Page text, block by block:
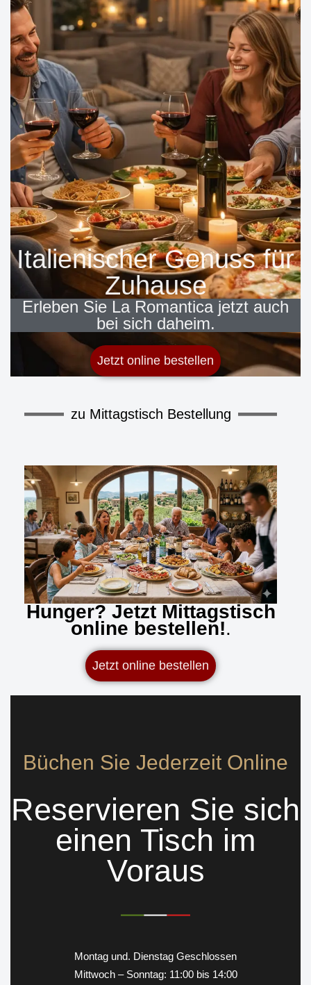
Italienischer Genuss für
Zuhause
Erleben Sie La Romantica jetzt auch
bei sich daheim.
Jetzt online bestellen
zu Mittagstisch Bestellung
Hunger? Jetzt Mittagstisch
online bestellen!.
Jetzt online bestellen
Büchen Sie Jederzeit Online
Reservieren Sie sich
einen Tisch im
Voraus
Montag und. Dienstag Geschlossen
Mittwoch – Sonntag: 11:00 bis 14:00